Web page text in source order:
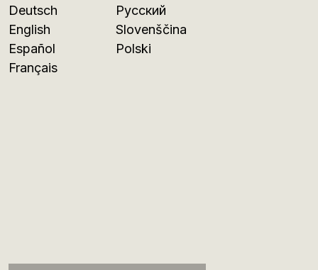
Deutsch
English
Español
Français
Русский
Slovenščina
Polski